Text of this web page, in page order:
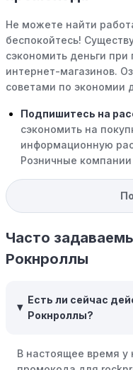
Не можете найти
беспокойтесь!
сэкономить деньги при
интернет-магазинов.
советами по экономии
Подпишитесь на
сэкономить на
информационную
Розничные
доступ к
компании
позволяющие
покупках.
Совершать покупки
крупными
розничные компании
Часто
Рокнроллы
Есть ли сейчас
Рокнроллы?
В настоящее время у